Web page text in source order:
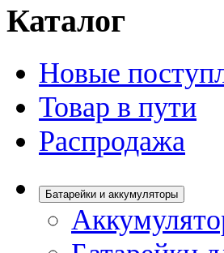
Каталог
Новые
Товар в пути
Распродажа
Батарейки и аккумуляторы